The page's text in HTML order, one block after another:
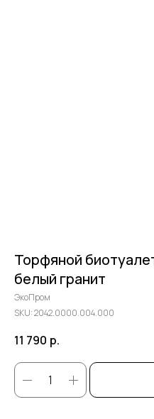
Торфяной
белый гранит
ЭкоПром
SKU:2042.0000.004.000
11 790 р.